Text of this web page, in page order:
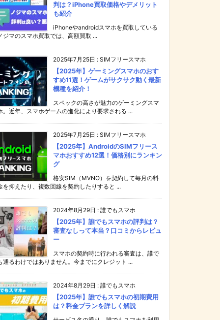
判は？iPhone買取価格やデメリット
も紹介
iPhoneやandroidスマホを買取している
ジマのスマホ買取では、高額買取 ...
2025年7月25日 : SIMフリースマホ
【2025年】ゲーミングスマホのおす
すめ11選！ゲームがサクサク動く最新
機種を紹介！
スペックの高さが魅力のゲーミングスマ
。近年、スマホゲームの進化により要求される ...
2025年7月25日 : SIMフリースマホ
【2025年】AndroidのSIMフリース
マホおすすめ12選！価格別にランキン
グ
格安SIM（MVNO）を契約して毎月の料
を抑えたり、複数回線を契約したりすると ...
2024年8月29日 : 誰でもスマホ
【2025年】誰でもスマホの評判は？
審査なしって本当？口コミからレビュ
ー
スマホの契約時に行われる審査は、誰で
通るわけではありません。今までにクレジット ...
2024年8月29日 : 誰でもスマホ
【2025年】誰でもスマホの初期費用
は？料金プランを詳しく解説